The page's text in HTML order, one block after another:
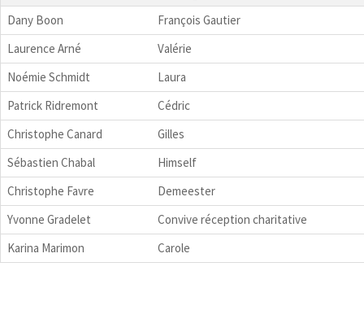
Dany Boon
François Gautier
Laurence Arné
Valérie
Noémie Schmidt
Laura
Patrick Ridremont
Cédric
Christophe Canard
Gilles
Sébastien Chabal
Himself
Christophe Favre
Demeester
Yvonne Gradelet
Convive réception charitative
Karina Marimon
Carole